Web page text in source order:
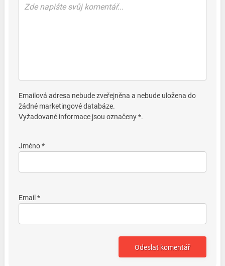
Emailová adresa nebude zveřejněna a nebude uložena do
žádné marketingové databáze.
Vyžadované informace jsou označeny *.
Jméno *
Email *